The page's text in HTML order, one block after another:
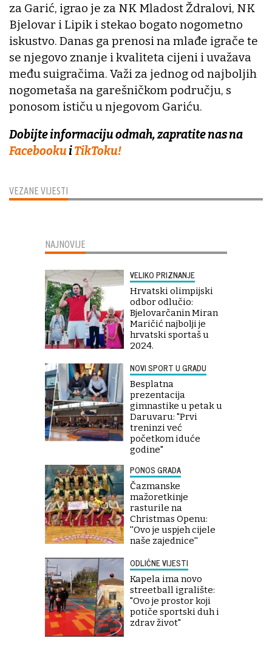
VEZANE VIJESTI
za Garić, igrao je za NK Mladost Ždralovi, NK
Bjelovar i Lipik i stekao bogato nogometno
iskustvo. Danas ga prenosi na mlađe igrače te
se njegovo znanje i kvaliteta cijeni i uvažava
među suigračima. Važi za jednog od najboljih
nogometaša na garešničkom području, s
ponosom ističu u njegovom Gariću.
Dobijte informaciju odmah, zapratite nas na
Facebooku iTikToku!
NAJNOVIJE
VELIKO PRIZNANJE
Hrvatski olimpijski
odbor odlučio:
Bjelovarčanin Miran
Maričić najbolji je
hrvatski sportaš u
2024.
NOVI SPORT U GRADU
Besplatna
prezentacija
gimnastike u petak u
Daruvaru: "Prvi
treninzi već
početkom iduće
godine"
PONOS GRADA
Čazmanske
mažoretkinje
rasturile na
Christmas Openu:
''Ovo je uspjeh cijele
naše zajednice''
ODLIČNE VIJESTI
Kapela ima novo
streetball igralište:
"Ovo je prostor koji
potiče sportski duh i
zdrav život"